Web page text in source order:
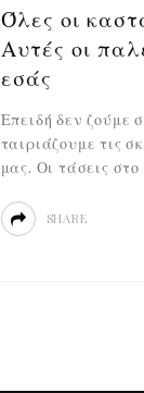
Όλες οι
Αυτές οι
εσάς
Επειδή δεν ζούμε
ταιριάζουμε τις
μας. Οι τάσεις στο
SHARE